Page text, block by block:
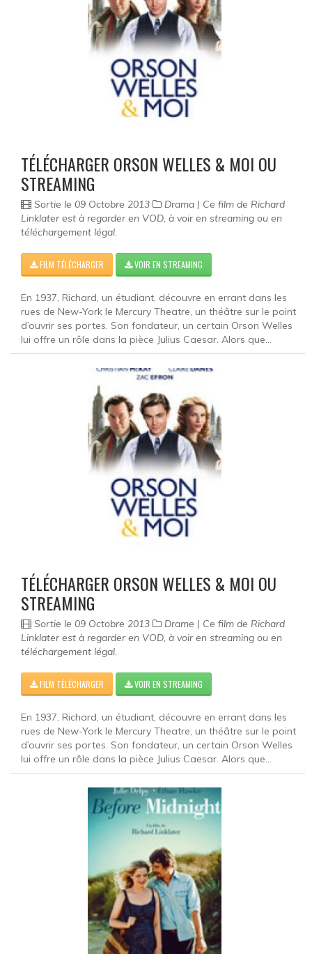
TÉLÉCHARGER ORSON WELLES & MOI OU
STREAMING
Sortie le 09 Octobre 2013
Drama | Ce film de Richard
Linklater est à regarder en VOD, à voir en streaming ou en
téléchargement légal.
FILM TÉLÉCHARGER VOIR EN STREAMING
En 1937, Richard, un étudiant, découvre en errant dans les
rues de New-York le Mercury Theatre, un théâtre sur le point
d’ouvrir ses portes. Son fondateur, un certain Orson Welles
lui offre un rôle dans la pièce Julius Caesar. Alors que...
TÉLÉCHARGER ORSON WELLES & MOI OU
STREAMING
Sortie le 09 Octobre 2013
Drame | Ce film de Richard
Linklater est à regarder en VOD, à voir en streaming ou en
téléchargement légal.
FILM TÉLÉCHARGER VOIR EN STREAMING
En 1937, Richard, un étudiant, découvre en errant dans les
rues de New-York le Mercury Theatre, un théâtre sur le point
d’ouvrir ses portes. Son fondateur, un certain Orson Welles
lui offre un rôle dans la pièce Julius Caesar. Alors que...